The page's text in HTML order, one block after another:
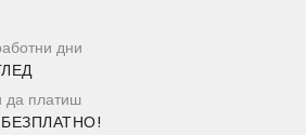
дни
да платиш